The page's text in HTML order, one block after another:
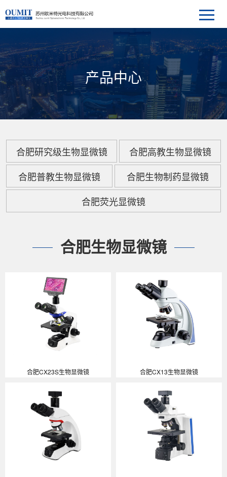
产品中心
合肥研究级生物显微镜
合肥高教生物显微镜
合肥普教生物显微镜
合肥生物制药显微镜
合肥荧光显微镜
合肥生物显微镜
合肥CX23S生物显微镜 合肥CX13生物显微镜